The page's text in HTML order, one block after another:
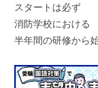
スタートは必ず
消防学校における
半年間の研修から